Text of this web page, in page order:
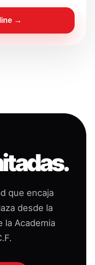
→
que encaja
desde la
la Academia